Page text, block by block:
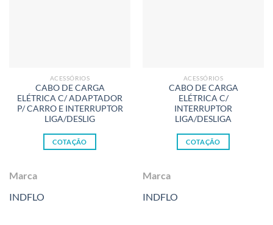
ACESSÓRIOS
CABO DE CARGA
ELÉTRICA C/ ADAPTADOR
P/ CARRO E INTERRUPTOR
LIGA/DESLIG
COTAÇÃO
Marca
INDFLO
ACESSÓRIOS
CABO DE CARGA
ELÉTRICA C/
INTERRUPTOR
LIGA/DESLIGA
COTAÇÃO
Marca
INDFLO